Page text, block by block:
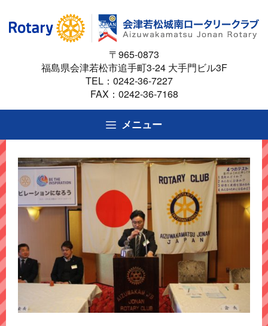
ス
ッ
プ
〒965-0873
福島県会津若松市追手町3-24 大手門ビル3F
TEL： 0242-36-7227
FAX：0242-36-7168
メニュー